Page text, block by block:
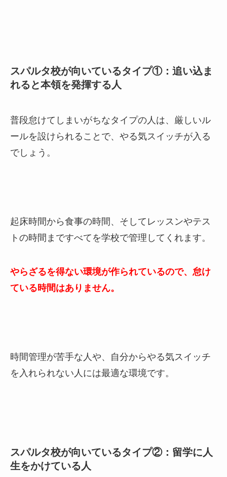
スパルタ校が向いているタイプ①：追い込ま
れると本領を発揮する人
普段怠けてしまいがちなタイプの人は、厳しいル
ールを設けられることで、やる気スイッチが入る
でしょう。
起床時間から食事の時間、そしてレッスンやテス
トの時間まですべてを学校で管理してくれます。
やらざるを得ない環境が作られているので、怠け
ている時間はありません。
時間管理が苦手な人や、自分からやる気スイッチ
を入れられない人には最適な環境です。
スパルタ校が向いているタイプ②：留学に人
生をかけている人